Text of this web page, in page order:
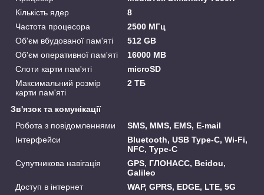
Кількість ядер
8
Частота процесора
2500 МГц
Об'єм вбудованої пам'яті
512 GB
Об'єм оперативної пам'яті
16000 MB
Слоти карти пам'яті
microSD
Максимальний розмір
карти пам'яті
2 ТБ
Зв'язок та комунікації
Робота з повідомленнями
SMS, MMS, EMS, E-mail
Інтерфейси
Bluetooth, USB Type-C, Wi-Fi,
NFC, Type-C
Супутникова навігація
GPS, ГЛОНАСС, Beidou,
Galileo
Доступ в інтернет
WAP, GPRS, EDGE, LTE, 5G